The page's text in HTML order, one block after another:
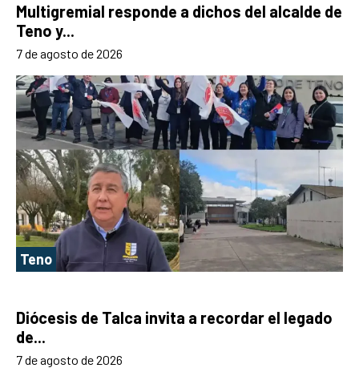
Multigremial responde a dichos del alcalde de
Teno y...
7 de agosto de 2026
Teno
Diócesis de Talca invita a recordar el legado
de...
7 de agosto de 2026